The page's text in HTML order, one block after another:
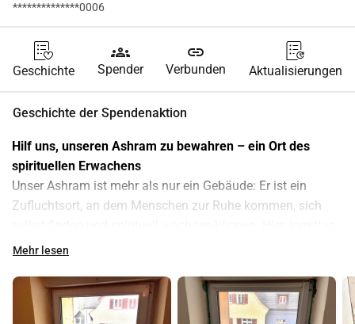
**************0006
Geschichte
groups
Spender
link
Verbunden Aktualisierungen
Geschichte der Spendenaktion
Hilf uns, unseren Ashram zu bewahren – ein Ort des
spirituellen Erwachens
Unser Ashram ist mehr als nur ein Gebäude: Er ist ein
Zufluchtsort, an dem Menschen zur Ruhe kommen, sich
von Stille, Natur und Gemeinschaft, entsteht etwas
Erneuerung. Doch auch das alte Gebäude braucht
Erneuerung: Zum Beispiel müssen 15 Fenster dringend
Mehr lesen